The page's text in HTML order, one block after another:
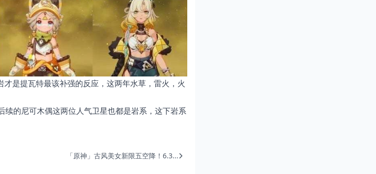
才是提瓦特最该补强的反应，这两年水草，雷火，火
的尼可木偶这两位人气卫星也都是岩系，这下岩系
「原神」古风美女新限五空降！6.3...